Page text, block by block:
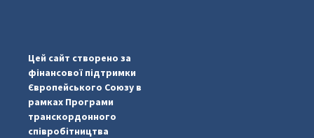
Цей сайт створено за
фінансової підтримки
Європейського Союзу в
рамках Програми
транскордонного
співробітництва